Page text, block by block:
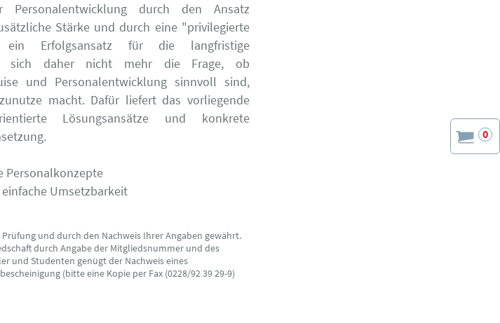
0
durch den Ansatz
Stärke und durch eine "privilegierte
ein Erfolgsansatz für die langfristige
sich daher nicht mehr die Frage, ob
und Personalentwicklung sinnvoll sind,
macht. Dafür liefert das vorliegende
Lösungsansätze und konkrete
Personalkonzepte
Umsetzbarkeit
und durch den Nachweis Ihrer Angaben gewährt.
durch Angabe der Mitgliedsnummer und des
und Studenten genügt der Nachweis eines
(bitte eine Kopie per Fax (0228/92 39 29-9)